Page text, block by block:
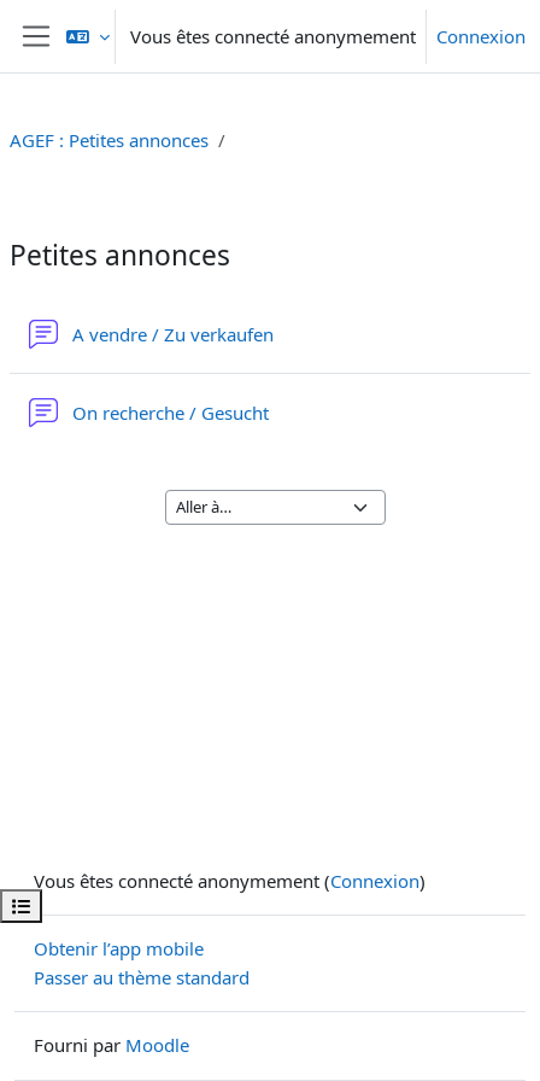
Passer au contenu principal
Panneau latéral
Vous êtes connecté anonymement Connexion
Ouvrir l’index du cours
AGEF : Petites annonces
Petites annonces
A vendre / Zu verkaufen
On recherche / Gesucht
Vous êtes connecté anonymement (Connexion)
Obtenir l’app mobile
Passer au thème standard
Fourni par Moodle